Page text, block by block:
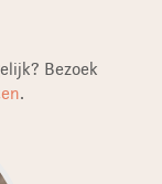
Bezoek
.